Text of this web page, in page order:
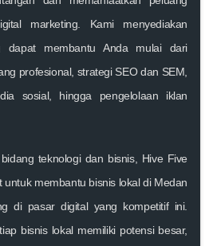
marketing. Kami menyediakan
dapat membantu Anda mulai dari
profesional, strategi SEO dan SEM,
sosial, hingga pengelolaan iklan
teknologi dan bisnis, Hive Five
untuk membantu bisnis lokal di Medan
di pasar digital yang kompetitif ini.
bisnis lokal memiliki potensi besar,